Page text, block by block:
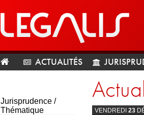
ACTUALITÉS
Jurisprudence /
Thématique
VENDREDI 23